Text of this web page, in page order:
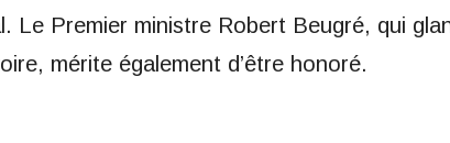
Le Premier ministre Robert Beugré, qui
mérite également d’être honoré.